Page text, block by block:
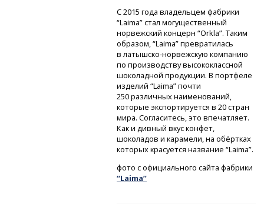
С 2015 года владельцем фабрики
“Laima” стал могущественный
норвежский концерн “Orkla”. Таким
образом, “Laima” превратилась
в латышско-норвежскую компанию
по производству высококлассной
шоколадной продукции. В портфеле
изделий “Laima” почти
250 различных наименований,
которые экспортируется в 20 стран
мира. Согласитесь, это впечатляет.
Как и дивный вкус конфет,
шоколадов и карамели, на обёртках
которых красуется название “Laima”.
фото с официального сайта фабрики
“Laima”